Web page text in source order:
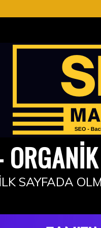
SAYFADA